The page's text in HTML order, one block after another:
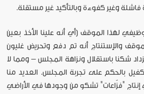
وغير كفوءة وبالتأكيد غير مستقلة.
لهذا الموقف (أي أنه علينا الأخذ بعين
والإستنتاج أنه تم دفع وتحريض غليون
شكنا باستقلال ونزاهة المجلس – ومما لا
بالحكم على تجربة المجلس. العديد منا
إنتاج "فزّاعات" تشكو من وجودها في الأراضي